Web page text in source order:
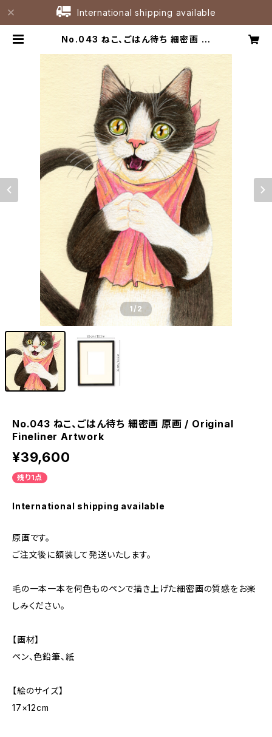
International shipping available
No.043 ねこ、ごはん待ち 細密画 原
| たなかひろこアトリエ
1/2
No.043 ねこ、ごはん待ち 細密画 原画 / Original
Fineliner Artwork
¥39,600
残り1点
International shipping available
原画です。
ご注文後に額装して発送いたします。
毛の一本一本を何色ものペンで描き上げた細密画の質感をお楽
しみください。
【画材】
ペン、色鉛筆、紙
【絵のサイズ】
17×12cm